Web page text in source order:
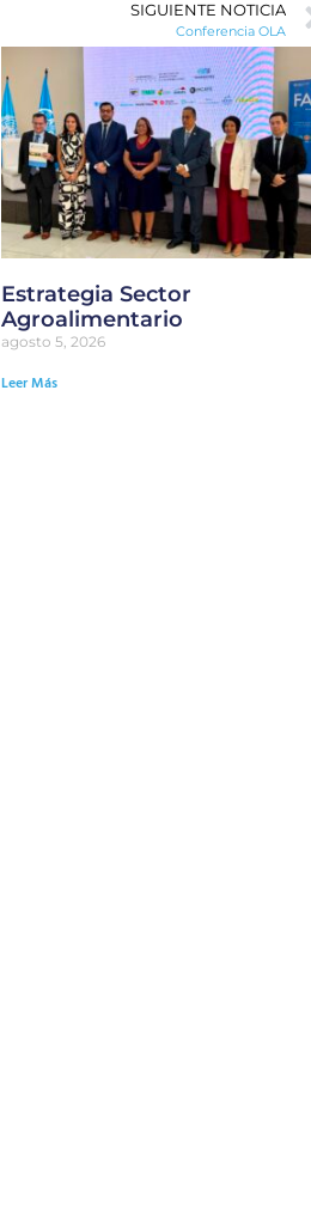
SIGUIENTE NOTICIA
Conferencia OLA
Estrategia Sector
Agroalimentario
agosto 5, 2026
Leer Más